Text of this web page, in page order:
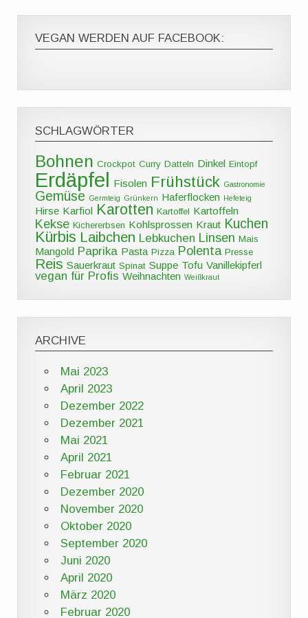
VEGAN WERDEN AUF FACEBOOK:
SCHLAGWÖRTER
Bohnen Crockpot Curry Datteln Dinkel Eintopf
Erdäpfel Fisolen Frühstück Gastronomie
Gemüse Germteig Grünkern Haferflocken Hefeteig
Hirse Karfiol Karotten Kartoffel Kartoffeln
Kekse Kichererbsen Kohlsprossen Kraut Kuchen
Kürbis Laibchen Lebkuchen Linsen Mais
Mangold Paprika Pasta Pizza Polenta Presse
Reis Sauerkraut Spinat Suppe Tofu Vanillekipferl
vegan für Profis Weihnachten Weißkraut
ARCHIVE
Mai 2023
April 2023
Dezember 2022
Dezember 2021
Mai 2021
April 2021
Februar 2021
Dezember 2020
November 2020
Oktober 2020
September 2020
Juni 2020
April 2020
März 2020
Februar 2020